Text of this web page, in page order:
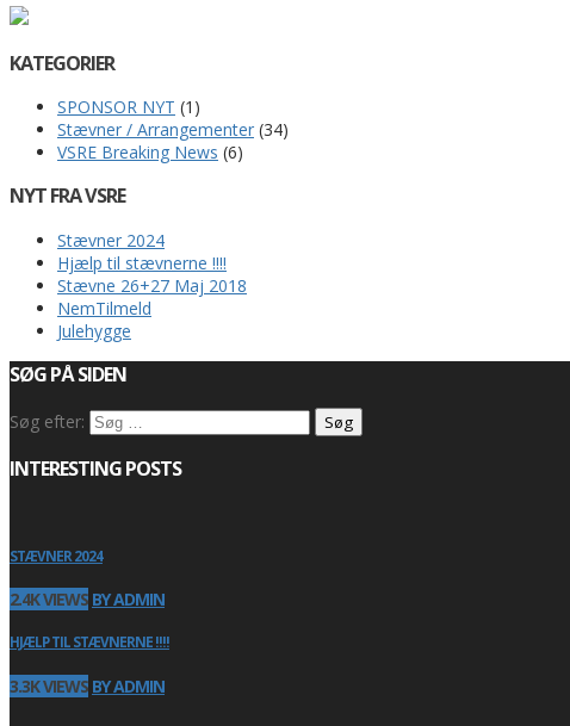
KATEGORIER
SPONSOR NYT (1)
Stævner / Arrangementer (34)
VSRE Breaking News (6)
NYT FRA VSRE
Stævner 2024
Hjælp til stævnerne !!!!
Stævne 26+27 Maj 2018
NemTilmeld
Julehygge
SØG PÅ SIDEN
Søg efter:
INTERESTING POSTS
STÆVNER 2024
2.4K VIEWS BY ADMIN
HJÆLP TIL STÆVNERNE !!!!
3.3K VIEWS BY ADMIN